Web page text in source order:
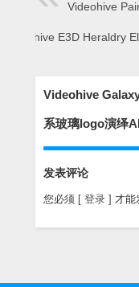
Videohive
Videohive E3D Heraldry
Videohive
系玻璃logo演绎
发表评论
您必须 [ 登录 ] 才能